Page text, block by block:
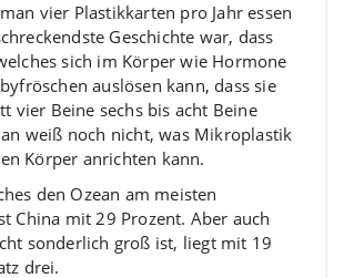
vier Plastikkarten pro Jahr essen
Geschichte war, dass
sich im Körper wie Hormone
auslösen kann, dass sie
vier Beine sechs bis acht Beine
weiß noch nicht, was Mikroplastik
Körper anrichten kann.
den Ozean am meisten
China mit 29 Prozent. Aber auch
sonderlich groß ist, liegt mit 19
drei.